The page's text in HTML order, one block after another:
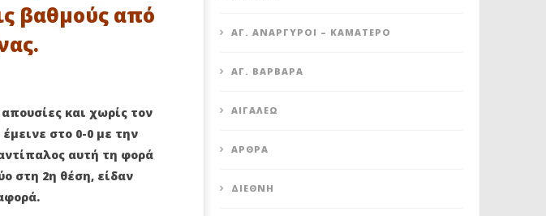
ΚΥΠΕΛΛΟ ΕΣΚΑ: ΩΡΑ ΤΕΛΙΚΟΥ ΓΙΑ
Petroupolis
βαθμούς από
και χωρίς τον
στο 0-0 με την
αυτή τη φορά
στη 2η θέση, είδαν
ΆΓ. ΑΝΆΡΓΥΡΟΙ – KΑΜΑΤΕΡΌ
ΑΓ. ΒΑΡΒΆΡΑ
ΑΙΓΆΛΕΩ
ΆΡΘΡΑ
ΔΙΕΘΝΉ